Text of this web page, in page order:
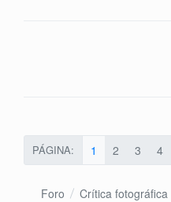
PÁGINA: 1 2 3 4
Foro Crítica fotográfica